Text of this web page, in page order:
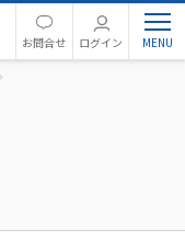
お問合せ ログイン